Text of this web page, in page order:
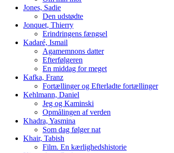
Jones, Sadie
Den udstødte
Jonquet, Thierry
Erindringens fængsel
Kadaré, Ismail
Agamemnons datter
Efterfølgeren
En middag for meget
Kafka, Franz
Fortællinger og Efterladte fortællinger
Kehlmann, Daniel
Jeg og Kaminski
Opmålingen af verden
Khadra, Yasmina
Som dag følger nat
Khair, Tabish
Film. En kærlighedshistorie